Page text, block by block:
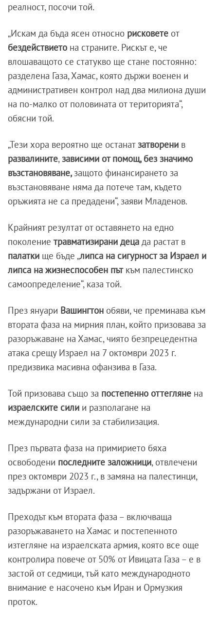
реалност, посочи той.
„Искам да бъда ясен относно рисковете от
бездействието на страните. Рискът е, че
влошаващото се статукво ще стане постоянно:
разделена Газа, Хамас, която държи военен и
административен контрол над два милиона души
на по-малко от половината от територията“,
обясни той.
„Тези хора вероятно ще останатзатворени в
развалините,зависими от помощ, без значимо
възстановяване, защото финансирането за
възстановяване няма да потече там, където
оръжията не са предадени“, заяви Младенов.
Крайният резултат от оставянето на едно
поколение травматизирани деца да растат в
палатки ще бъде „липса на сигурност за Израел и
липса на жизнеспособен пъткъм палестинско
самоопределение“, каза той.
През януари Вашингтон обяви, че преминава към
втората фаза на мирния план, който призовава за
разоръжаване на Хамас, чиято безпрецедентна
атака срещу Израел на 7 октомври 2023 г.
предизвика масивна офанзива в Газа.
Той призовава също за постепенно оттегляне на
израелските сили и разполагане на
международни сили за стабилизация.
През първата фаза на примирието бяха
освободени последните заложници, отвлечени
през октомври 2023 г., в замяна на палестинци,
задържани от Израел.
Преходът към втората фаза – включваща
разоръжаването на Хамас и постепенното
изтегляне на израелската армия, която все още
контролира повече от 50% от Ивицата Газа – е в
застой от седмици, тъй като международното
внимание е насочено към Иран и Ормузкия
проток.